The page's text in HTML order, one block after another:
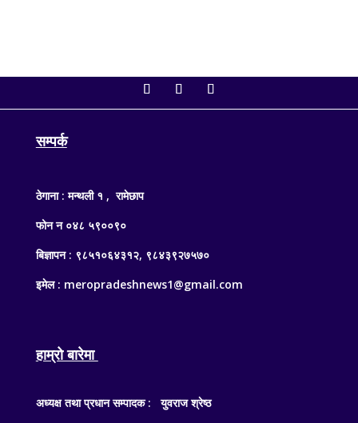
सम्पर्क
ठेगाना : मन्थली १ , रामेछाप
फोन न ०४८ ५९००९०
बिज्ञापन : ९८५१०६४३१२, ९८४३९२७५७०
इमेल : meropradeshnews1@gmail.com
हाम्रो बारेमा
अध्यक्ष तथा प्रधान सम्पादक : युवराज श्रेष्ठ